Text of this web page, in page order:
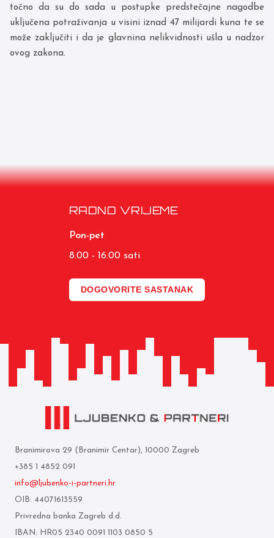
točno da su do sada u postupke predstečajne nagodbe
uključena potraživanja u visini iznad 47 milijardi kuna te se
može zaključiti i da je glavnina nelikvidnosti ušla u nadzor
ovog zakona.
RADNO VRIJEME
Pon-pet
8.00 - 16.00 sati
DOGOVORITE SASTANAK
Branimirova 29 (Branimir Centar), 10000 Zagreb
+385 1 4852 091
info@ljubenko-i-partneri.hr
OIB: 44071613559
Privredna banka Zagreb d.d.
IBAN: HR05 2340 0091 1103 0850 5